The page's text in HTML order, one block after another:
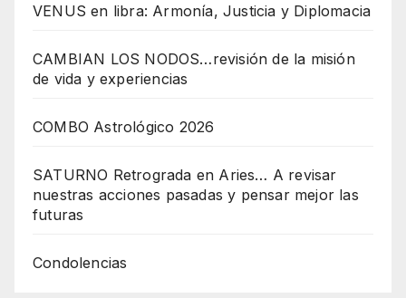
VENUS en libra: Armonía, Justicia y Diplomacia
CAMBIAN LOS NODOS…revisión de la misión
de vida y experiencias
COMBO Astrológico 2026
SATURNO Retrograda en Aries… A revisar
nuestras acciones pasadas y pensar mejor las
futuras
Condolencias